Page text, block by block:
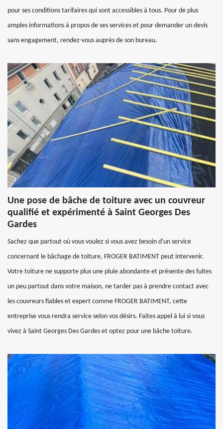
pour ses conditions tarifaires qui sont accessibles à tous. Pour de plus
amples informations à propos de ses services et pour demander un devis
sans engagement, rendez-vous auprès de son bureau.
Une pose de bâche de toiture avec un couvreur
qualifié et expérimenté à Saint Georges Des
Gardes
Sachez que partout où vous voulez si vous avez besoin d'un service
concernant le bâchage de toiture, FROGER BATIMENT peut intervenir.
Votre toiture ne supporte plus une pluie abondante et présente des fuites
un peu partout dans votre maison, ne tarder pas à prendre contact avec
les couvreurs fiables et expert comme FROGER BATIMENT, cette
entreprise vous rendra service selon vos désirs. Faites appel à lui si vous
vivez à Saint Georges Des Gardes et optez pour une bâche toiture.